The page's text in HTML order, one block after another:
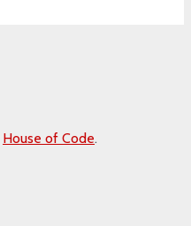
House of Code.